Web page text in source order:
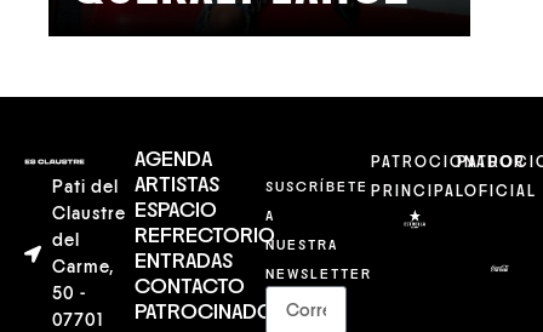
Pati del
Claustre
del
Carme,
50 -
07701
AGENDA
ARTISTAS
ESPACIO
REFRECTORIO
ENTRADAS
CONTACTO
PATROCINADORES
SUSCRÍBETE
A
NUESTRA
NEWSLETTER
PATROCIONADOR
PRINCIPALOFICIAL